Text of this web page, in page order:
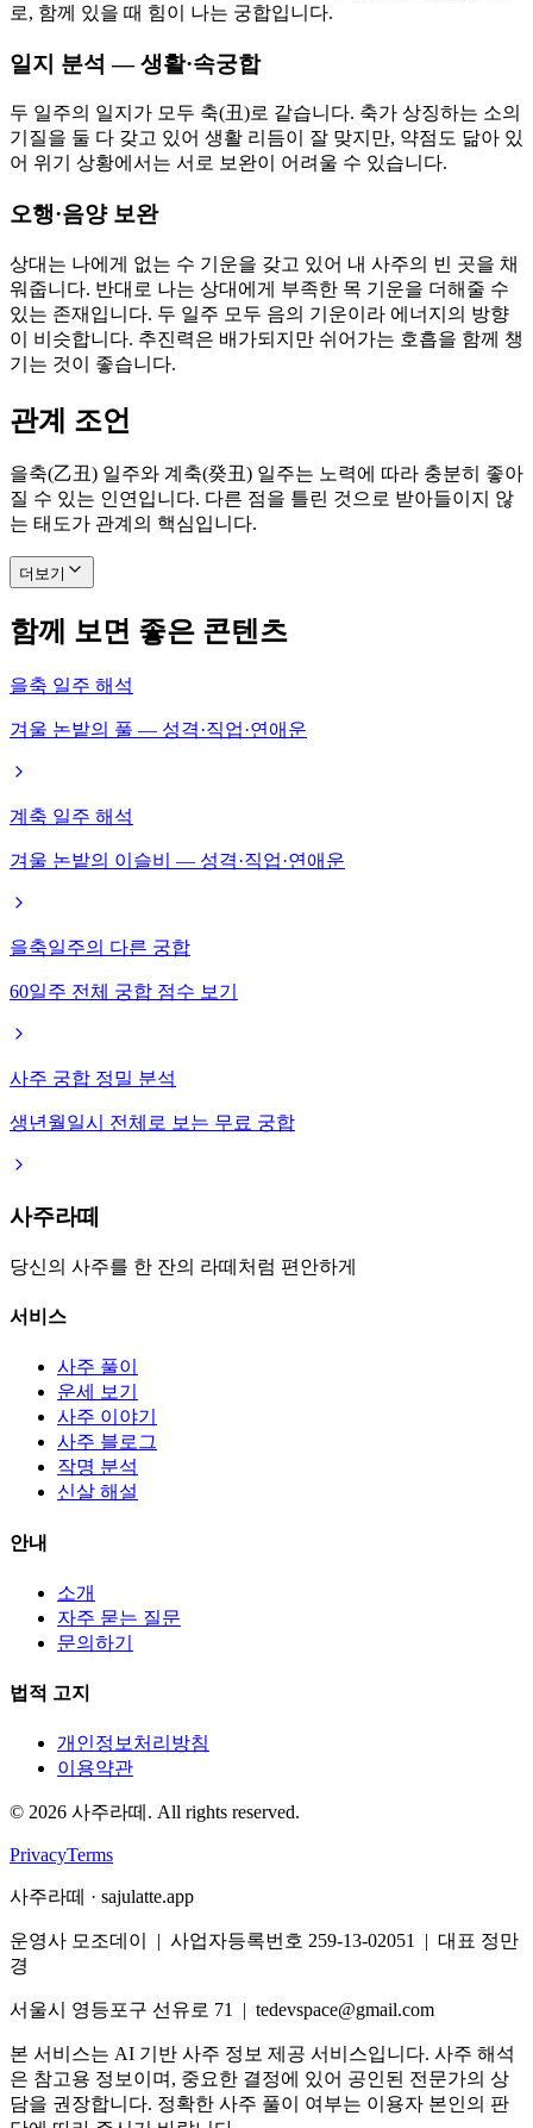
로, 함께 있을 때 힘이 나는 궁합입니다.
일지 분석 — 생활·속궁합
두 일주의 일지가 모두 축(丑)로 같습니다. 축가 상징하는 소의
기질을 둘 다 갖고 있어 생활 리듬이 잘 맞지만, 약점도 닮아 있
어 위기 상황에서는 서로 보완이 어려울 수 있습니다.
오행·음양 보완
상대는 나에게 없는 수 기운을 갖고 있어 내 사주의 빈 곳을 채
워줍니다. 반대로 나는 상대에게 부족한 목 기운을 더해줄 수
있는 존재입니다. 두 일주 모두 음의 기운이라 에너지의 방향
이 비슷합니다. 추진력은 배가되지만 쉬어가는 호흡을 함께 챙
기는 것이 좋습니다.
관계 조언
을축(乙丑) 일주와 계축(癸丑) 일주는 노력에 따라 충분히 좋아
질 수 있는 인연입니다. 다른 점을 틀린 것으로 받아들이지 않
는 태도가 관계의 핵심입니다.
더보기
함께 보면 좋은 콘텐츠
을축 일주 해석
겨울 논밭의 풀 — 성격·직업·연애운
계축 일주 해석
겨울 논밭의 이슬비 — 성격·직업·연애운
을축일주의 다른 궁합
60일주 전체 궁합 점수 보기
사주 궁합 정밀 분석
생년월일시 전체로 보는 무료 궁합
사주라떼
당신의 사주를 한 잔의 라떼처럼 편안하게
서비스
사주 풀이
운세 보기
사주 이야기
사주 블로그
작명 분석
신살 해설
안내
소개
자주 묻는 질문
문의하기
법적 고지
개인정보처리방침
이용약관
© 2026 사주라떼. All rights reserved.
PrivacyTerms
사주라떼 · sajulatte.app
운영사 모조데이 | 사업자등록번호 259-13-02051 | 대표 정만
경
서울시 영등포구 선유로 71 | tedevspace@gmail.com
본 서비스는 AI 기반 사주 정보 제공 서비스입니다. 사주 해석
은 참고용 정보이며, 중요한 결정에 있어 공인된 전문가의 상
담을 권장합니다. 정확한 사주 풀이 여부는 이용자 본인의 판